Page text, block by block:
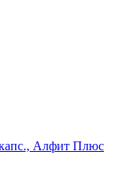
Алфит Плюс